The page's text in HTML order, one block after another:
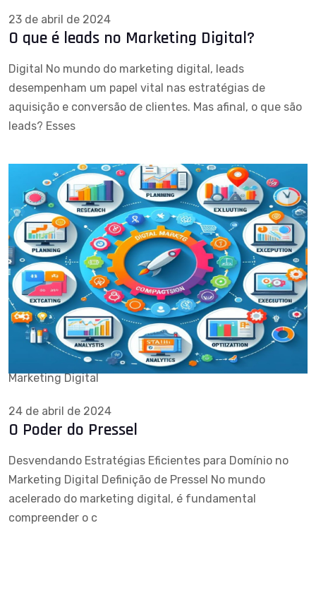
23 de abril de 2024
O que é leads no Marketing Digital?
Digital No mundo do marketing digital, leads
desempenham um papel vital nas estratégias de
aquisição e conversão de clientes. Mas afinal, o que são
leads? Esses
Marketing Digital
24 de abril de 2024
O Poder do Pressel
Desvendando Estratégias Eficientes para Domínio no
Marketing Digital Definição de Pressel No mundo
acelerado do marketing digital, é fundamental
compreender o c